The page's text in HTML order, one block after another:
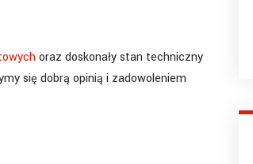
oraz doskonały stan techniczny
się dobrą opinią i zadowoleniem